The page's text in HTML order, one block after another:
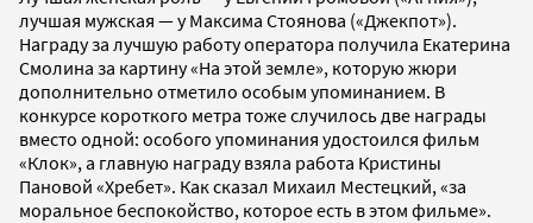
лучшая мужская — у Максима Стоянова («Джекпот»).
Награду за лучшую работу оператора получила Екатерина
Смолина за картину «На этой земле», которую жюри
дополнительно отметило особым упоминанием. В
конкурсе короткого метра тоже случилось две награды
вместо одной: особого упоминания удостоился фильм
«Клок», а главную награду взяла работа Кристины
Пановой «Хребет». Как сказал Михаил Местецкий, «за
моральное беспокойство, которое есть в этом фильме».